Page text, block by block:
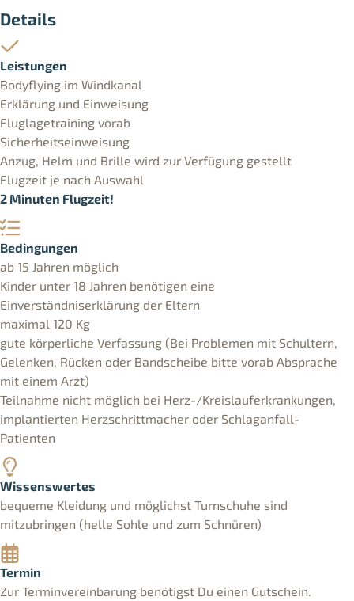
Details
Leistungen
Bodyflying im Windkanal
Erklärung und Einweisung
Fluglagetraining vorab
Sicherheitseinweisung
Anzug, Helm und Brille wird zur Verfügung gestellt
Flugzeit je nach Auswahl
2 Minuten Flugzeit!
Bedingungen
ab 15 Jahren möglich
Kinder unter 18 Jahren benötigen eine
Einverständniserklärung der Eltern
maximal 120 Kg
gute körperliche Verfassung (Bei Problemen mit Schultern,
Gelenken, Rücken oder Bandscheibe bitte vorab Absprache
mit einem Arzt)
Teilnahme nicht möglich bei Herz-/Kreislauferkrankungen,
implantierten Herzschrittmacher oder Schlaganfall-
Patienten
Wissenswertes
bequeme Kleidung und möglichst Turnschuhe sind
mitzubringen (helle Sohle und zum Schnüren)
Termin
Zur Terminvereinbarung benötigst Du einen Gutschein.